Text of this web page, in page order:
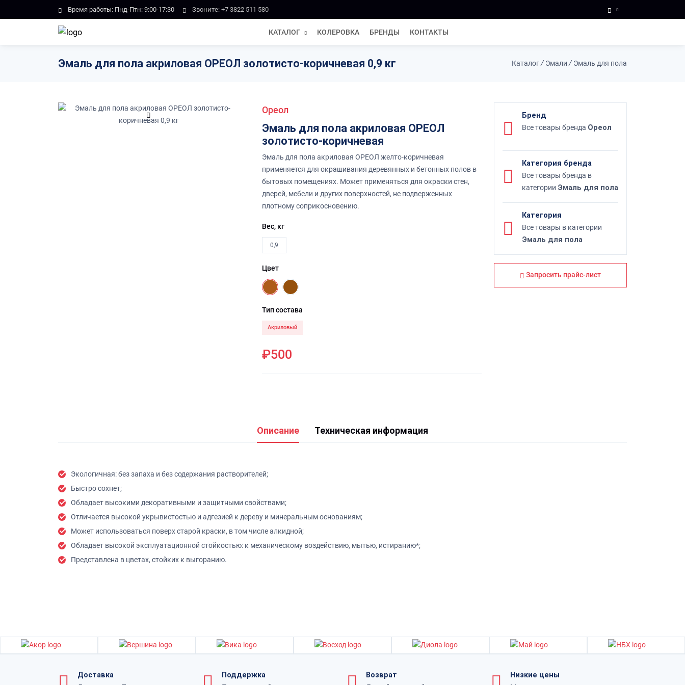
Skip to main contentВремя работы: Пнд-Птн: 9:00-17:30 Звоните: +7 3822 511 580
КАТАЛОГ КОЛЕРОВКА БРЕНДЫ КОНТАКТЫ
Эмаль для пола акриловая ОРЕОЛ золотисто-коричневая 0,9 кг Каталог/ Эмали / Эмаль для пола
Ореол
Эмаль для пола акриловая ОРЕОЛ
золотисто-коричневая
Эмаль для пола акриловая ОРЕОЛ желто-коричневая
применяется для окрашивания деревянных и бетонных полов в
бытовых помещениях. Может применяться для окраски стен,
дверей, мебели и других поверхностей, не подверженных
плотному соприкосновению.
Вес, кг
0,9
Цвет
Тип состава
Акриловый
₽500
Бренд
Все товары бренда Ореол
Категория бренда
Все товары бренда в
категории Эмаль для пола
Категория
Все товары в категории
Эмаль для пола
Запросить прайс-лист
Описание Техническая информация
Экологичная: без запаха и без содержания растворителей;
Быстро сохнет;
Обладает высокими декоративными и защитными свойствами;
Отличается высокой укрывистостью и адгезией к дереву и минеральным основаниям;
Может использоваться поверх старой краски, в том числе алкидной;
Обладает высокой эксплуатационной стойкостью: к механическому воздействию, мытью, истиранию*;
Представлена в цветах, стойких к выгоранию.
Доставка
Поддержка
Возврат
Низкие цены